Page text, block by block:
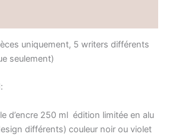
uniquement, 5 writers différents
seulement)
d’encre 250 ml édition limitée en alu
différents) couleur noir ou violet